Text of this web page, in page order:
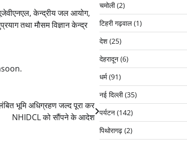
केन्द्रीय जल आयोग,
तथा मौसम विज्ञान केन्द्र
भूमि अधिग्रहण जल्द पूरा कर
NHIDCL को सौंपने के आदेश
चमोली(2)
टिहरी गढ़वाल(1)
देश(25)
देहरादून(6)
धर्म(91)
नई दिल्ली(35)
पर्यटन(142)
पिथोरागढ़(2)